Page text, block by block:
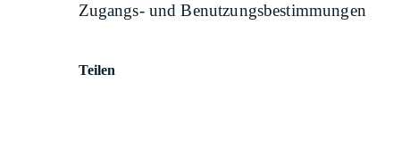
Zugangs- und Benutzungsbestimmungen
Teilen